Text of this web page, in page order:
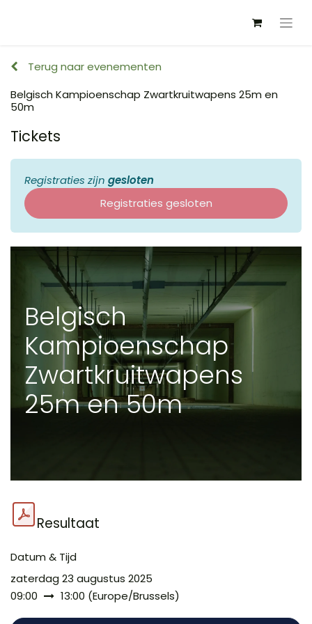
Terug naar evenementen
Belgisch Kampioenschap Zwartkruitwapens 25m en
50m
Tickets
Registraties zijn gesloten
Registraties gesloten
Belgisch
Kampioenschap
Zwartkruitwapens
25m en 50m
Resultaat
Datum & Tijd
zaterdag 23 augustus 2025
09:00
13:00 (Europe/Brussels)